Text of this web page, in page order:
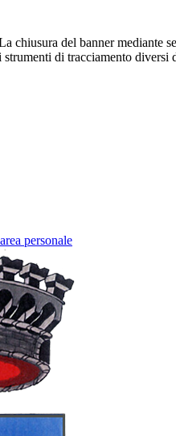
chiusura del banner
di tracciamento diversi
personale